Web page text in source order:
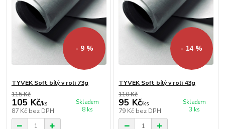
- 9 %
TYVEK Soft bílý v roli 73g
115 Kč
105 Kč/ks
87 Kč bez DPH
Skladem
8 ks
- 14 %
TYVEK Soft bílý v roli 43g
110 Kč
95 Kč/ks
79 Kč bez DPH
Skladem
3 ks